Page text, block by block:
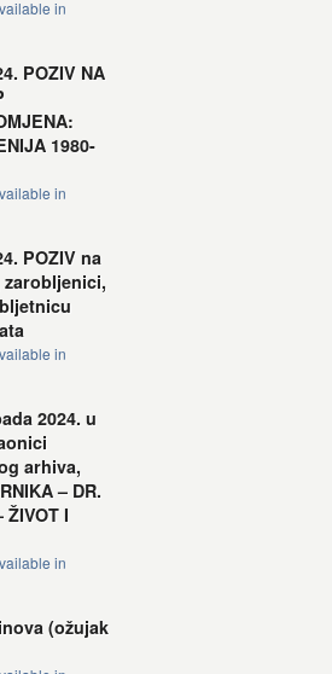
in
POZIV NA
1980-
in
POZIV na
in
2024. u
arhiva,
– DR.
ŽIVOT I
in
(ožujak